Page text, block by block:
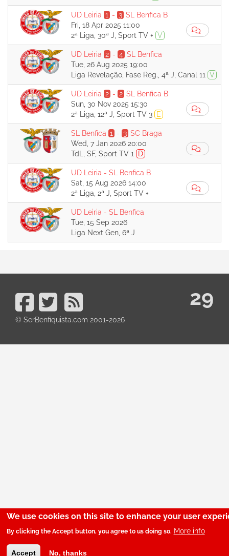
UD Leiria 1 - 3 SL Benfica B
Fri, 18 Apr 2025 11:00
2ª Liga, 30ª J, Sport TV + V
UD Leiria 2 - 4 SL Benfica
Tue, 26 Aug 2025 19:00
Liga Revelação, Fase Reg., 4ª J, Canal 11
V
UD Leiria 2 - 2 SL Benfica B
Sun, 30 Nov 2025 15:30
2ª Liga, 12ª J, Sport TV 3
E
SL Benfica 1 - 3 SC Braga
Wed, 7 Jan 2026 20:00
TdL, SF, Sport TV 1
D
UD Leiria - SL Benfica B
Sat, 15 Aug 2026 14:00
2ª Liga, 2ª J, Sport TV +
UD Leiria - SL Benfica
Tue, 15 Sep 2026
Liga Next Gen, 6ª J
© SerBenfiquista.com 2001-2026
29
We use cookies on this site to enhance your user
By clicking the Accept button, you agree to us doing so. More info
Accept No, thanks